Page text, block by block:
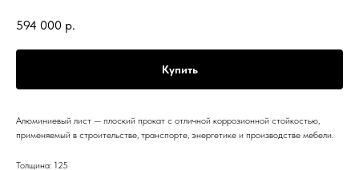
594 000 р.
Купить
Алюминиевый лист — плоский прокат с отличной коррозионной стойкостью,
применяемый в строительстве, транспорте, энергетике и производстве мебели.
Толщина: 125